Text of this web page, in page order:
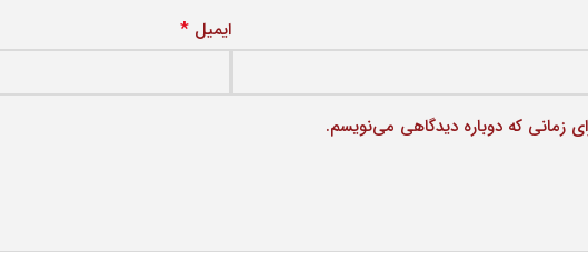
ایمیل *
زمانی که دوباره دیدگاهی می‌نویسم.